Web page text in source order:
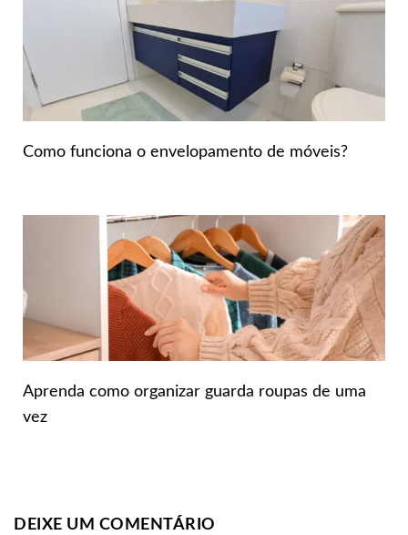
Como funciona o envelopamento de móveis?
Aprenda como organizar guarda roupas de uma
vez
DEIXE UM COMENTÁRIO